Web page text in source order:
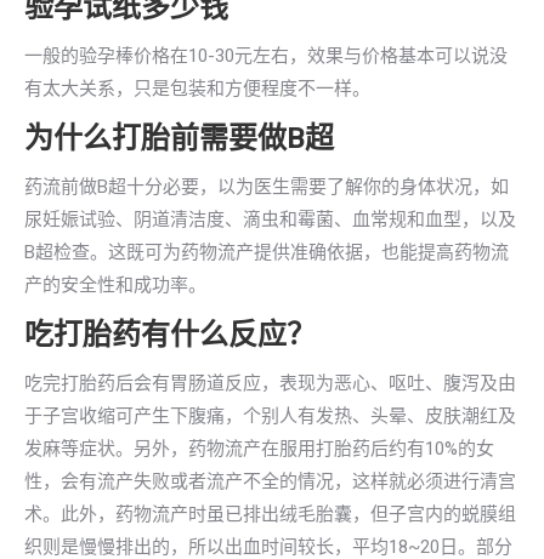
验孕试纸多少钱
一般的验孕棒价格在10-30元左右，效果与价格基本可以说没
有太大关系，只是包装和方便程度不一样。
为什么打胎前需要做B超
药流前做B超十分必要，以为医生需要了解你的身体状况，如
尿妊娠试验、阴道清洁度、滴虫和霉菌、血常规和血型，以及
B超检查。这既可为药物流产提供准确依据，也能提高药物流
产的安全性和成功率。
吃打胎药有什么反应？
吃完打胎药后会有胃肠道反应，表现为恶心、呕吐、腹泻及由
于子宫收缩可产生下腹痛，个别人有发热、头晕、皮肤潮红及
发麻等症状。另外，药物流产在服用打胎药后约有10%的女
性，会有流产失败或者流产不全的情况，这样就必须进行清宫
术。此外，药物流产时虽已排出绒毛胎囊，但子宫内的蜕膜组
织则是慢慢排出的，所以出血时间较长，平均18~20日。部分